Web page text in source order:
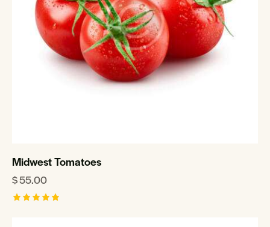
Midwest Tomatoes
$55.00